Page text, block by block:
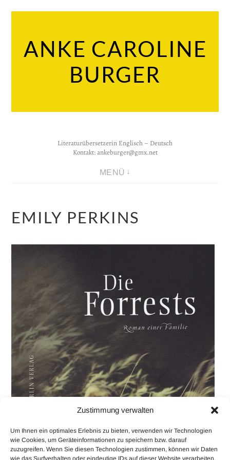
Zustimmung verwalten
Um Ihnen ein optimales Erlebnis zu bieten, verwenden wir Technologien
wie Cookies, um Geräteinformationen zu speichern bzw. darauf
zuzugreifen. Wenn Sie diesen Technologien zustimmen, können wir Daten
wie das Surfverhalten oder eindeutige IDs auf dieser Website verarbeiten.
springen
ANKE CAROLINE
BURGER
Literaturübersetzerin Englisch – Deutsch
Kontakt:ankeburger@gmx.net
MENÜ
EMILY PERKINS